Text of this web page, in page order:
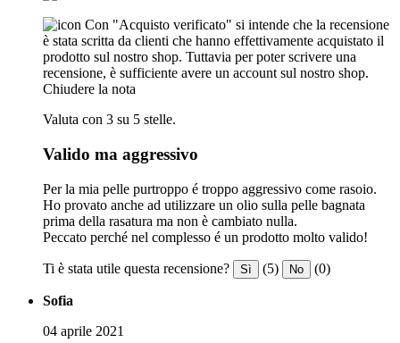
Con "Acquisto verificato" si intende che la recensione
è stata scritta da clienti che hanno effettivamente acquistato il
prodotto sul nostro shop. Tuttavia per poter scrivere una
recensione, è sufficiente avere un account sul nostro shop.
Chiudere la nota
Valuta con 3 su 5 stelle.
Valido ma aggressivo
Per la mia pelle purtroppo é troppo aggressivo come rasoio.
Ho provato anche ad utilizzare un olio sulla pelle bagnata
prima della rasatura ma non è cambiato nulla.
Peccato perché nel complesso é un prodotto molto valido!
Ti è stata utile questa recensione? Sì (5) No (0)
Sofia
04 aprile 2021